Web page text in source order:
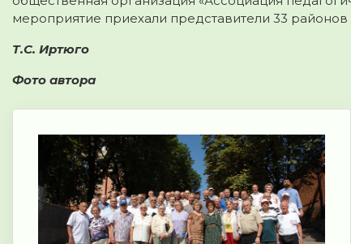
мероприятие приехали представители 33 районов
Т.С. Иртюго
Фото автора